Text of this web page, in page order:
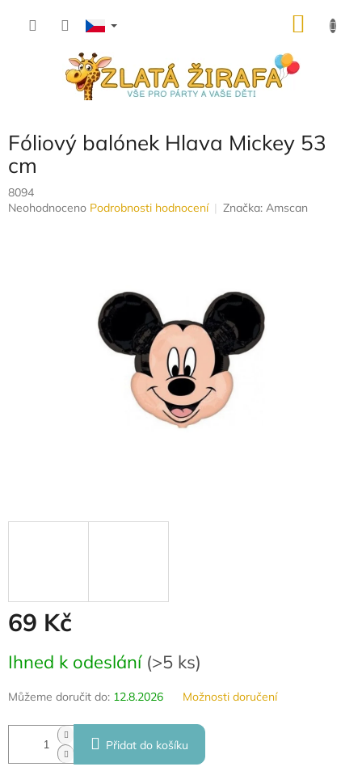
Fóliový balónek Hlava Mickey 53
cm
8094
Průměrné
Neohodnoceno Podrobnosti hodnocení Značka: Amscan
69 Kč
cena:
Ihned k odeslání (>5 ks)
Můžeme doručit do: 12.8.2026 Možnosti doručení
Přidat do košíku